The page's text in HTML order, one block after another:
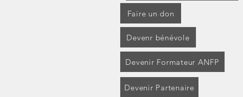
Faire un don
Devenr bénévole
Devenir Formateur ANFP
Devenir Partenaire